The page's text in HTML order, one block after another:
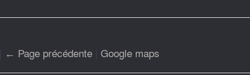
| ← Page précédente | Google maps